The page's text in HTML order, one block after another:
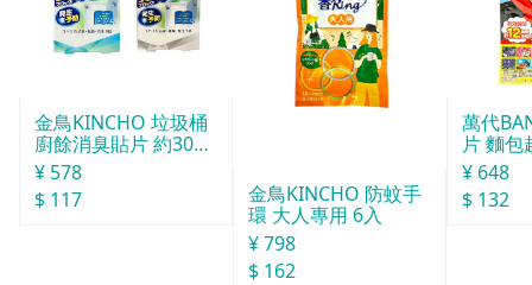
金鳥KINCHO 垃圾桶
廚餘消臭貼片 約30天
分
¥ 578
$ 117
金鳥KINCHO 防蚊手
環 大人專用 6入
¥ 798
$ 162
萬代
片 麵包
¥ 648
$ 132